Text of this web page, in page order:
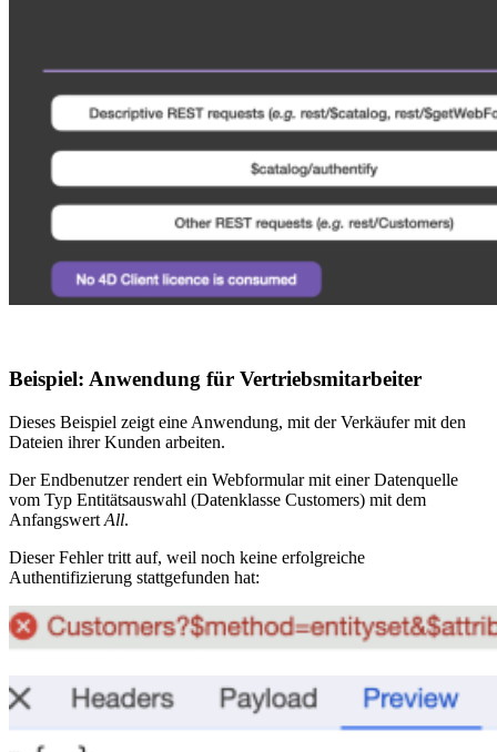
Beispiel: Anwendung für Vertriebsmitarbeiter
Dieses Beispiel zeigt eine Anwendung, mit der Verkäufer mit den
Dateien ihrer Kunden arbeiten.
Der Endbenutzer rendert ein Webformular mit einer Datenquelle
vom Typ Entitätsauswahl (Datenklasse Customers) mit dem
Anfangswert All.
Dieser Fehler tritt auf, weil noch keine erfolgreiche
Authentifizierung stattgefunden hat: